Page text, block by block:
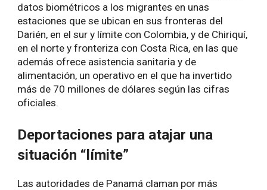
datos biométricos a los migrantes en unas
estaciones que se ubican en sus fronteras del
Darién, en el sur y límite con Colombia, y de Chiriquí,
en el norte y fronteriza con Costa Rica, en las que
además ofrece asistencia sanitaria y de
alimentación, un operativo en el que ha invertido
más de 70 millones de dólares según las cifras
oficiales.
Deportaciones para atajar una
situación “límite”
Las autoridades de Panamá claman por más